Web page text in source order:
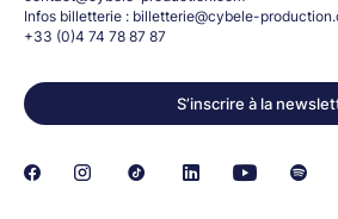
Infos billetterie : billetterie@cybele-
+33 (0)4 74 78 87 87
S’inscrire à la